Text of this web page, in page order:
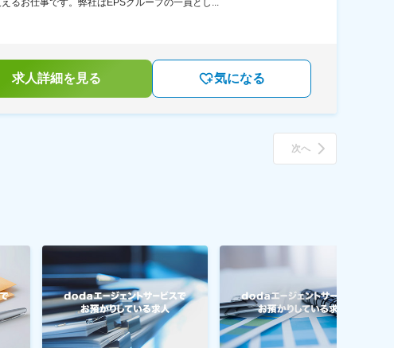
求人詳細を見る 気になる
次へ